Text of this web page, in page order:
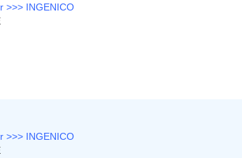
>>> INGENICO
>>> INGENICO